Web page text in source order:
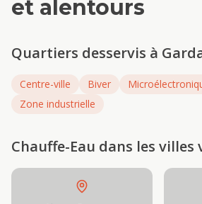
et alentours
Quartiers desservis à
Centre-ville Biver
Zone industrielle
Chauffe-Eau dans les villes